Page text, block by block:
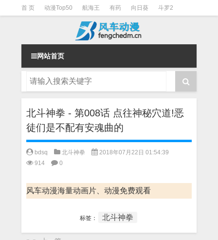
首 页 动漫Top50 航海王 有药 向日葵 斗罗2
一拳超人 柯南 阴阳师
网站首页
北斗神拳 - 第008话 点往神秘穴道!恶
徒们是不配有安魂曲的
bdsq 北斗神拳
2018年07月22日 01:54:39
914
0
风车动漫海量动画片、动漫免费观看
标签： 北斗神拳